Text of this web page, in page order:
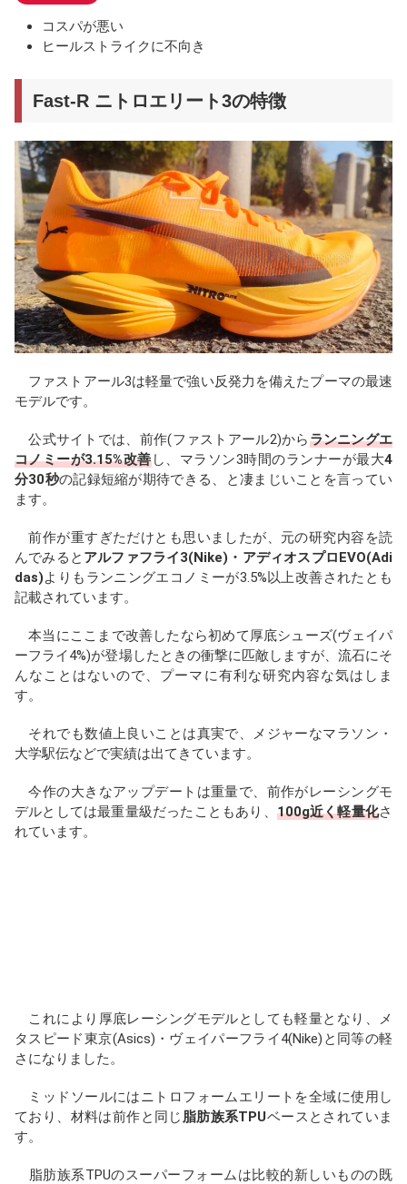
コスパが悪い
ヒールストライクに不向き
Fast-R ニトロエリート3の特徴
ファストアール3は軽量で強い反発力を備えたプーマの最速
モデルです。
公式サイトでは、前作(ファストアール2)からランニングエ
コノミーが3.15%改善し、マラソン3時間のランナーが最大4
分30秒の記録短縮が期待できる、と凄まじいことを言ってい
ます。
前作が重すぎただけとも思いましたが、元の研究内容を読
んでみると アルファフライ3(Nike)・アディオスプロEVO(Adi
das)よりもランニングエコノミーが3.5%以上改善されたとも
記載されています。
本当にここまで改善したなら初めて厚底シューズ(ヴェイパ
ーフライ4%)が登場したときの衝撃に匹敵しますが、流石にそ
んなことはないので、プーマに有利な研究内容な気はしま
す。
それでも数値上良いことは真実で、メジャーなマラソン・
大学駅伝などで実績は出てきています。
今作の大きなアップデートは重量で、前作がレーシングモ
デルとしては最重量級だったこともあり、 100g近く軽量化さ
れています。
これにより厚底レーシングモデルとしても軽量となり、メ
タスピード東京(Asics)・ヴェイパーフライ4(Nike)と同等の軽
さになりました。
ミッドソールにはニトロフォームエリートを全域に使用し
ており、材料は前作と同じ 脂肪族系TPUベースとされていま
す。
脂肪族系TPUのスーパーフォームは比較的新しいものの既